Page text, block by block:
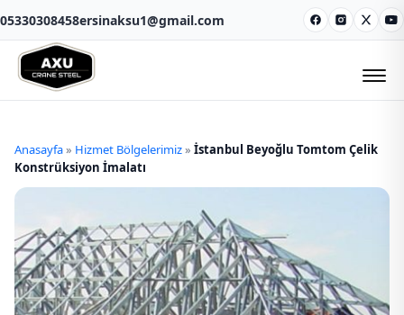
05330308458ersinaksu1@gmail.com Facebook
Instagram
X
Anasayfa» Hizmet Bölgelerimiz» İstanbul Beyoğlu Tomtom Çelik
Konstrüksiyon İmalatı